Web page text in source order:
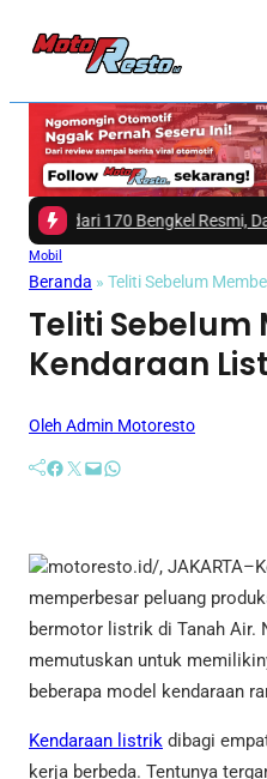
170 Bengkel Resmi, Daihatsu
Mobil
Beranda » Teliti Sebelum
Teliti Sebelum
Kendaraan
Oleh Admin Motoresto
Facebook Twitter Mail WhatsApp
motoresto.id/,
memperbesar peluang
bermotor listrik di Tanah Air.
memutuskan untuk
beberapa model kendaraan
Kendaraan listrik dibagi
kerja berbeda. Tentunya